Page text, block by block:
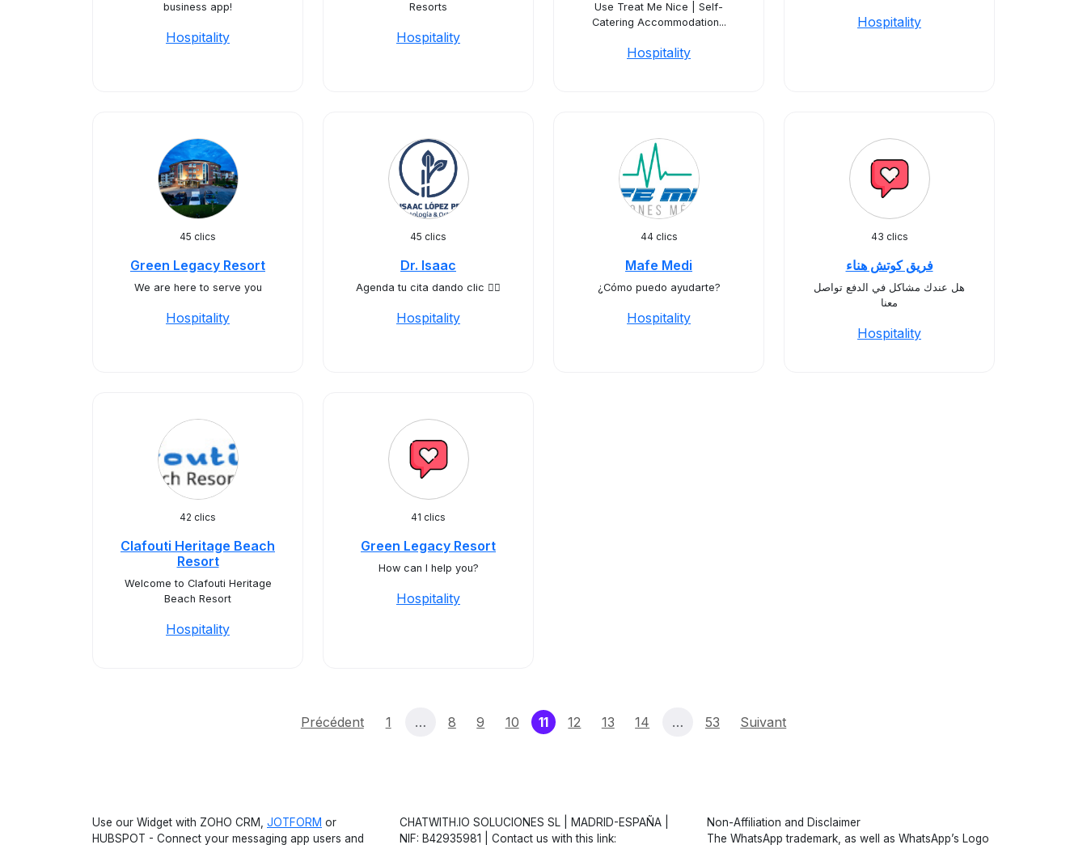
business app!
Hospitality
Resorts
Hospitality
Use Treat Me Nice | Self-
Catering Accommodation...
Hospitality
Hospitality
45 clics
Green Legacy Resort
We are here to serve you
Hospitality
45 clics
Dr. Isaac
Agenda tu cita dando clic 👇🏼
Hospitality
44 clics
Mafe Medi
¿Cómo puedo ayudarte?
Hospitality
43 clics
فريق كوتش هناء
هل عندك مشاكل في الدفع تواصل
معنا
Hospitality
42 clics
Clafouti Heritage Beach
Resort
Welcome to Clafouti Heritage
Beach Resort
Hospitality
41 clics
Green Legacy Resort
How can I help you?
Hospitality
Précédent 1 … 8 9 10 11(current)
12 13 14 … 53 Suivant
Use our Widget with ZOHO CRM, JOTFORM or
HUBSPOT - Connect your messaging app users and
CHATWITH.IO SOLUCIONES SL | MADRID-ESPAÑA |
NIF: B42935981 | Contact us with this link:
Non-Affiliation and Disclaimer
The WhatsApp trademark, as well as WhatsApp’s Logo